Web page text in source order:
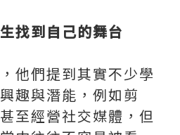
找到自己的舞台
他們提到其實不少學
趣與潛能，例如剪
至經營社交媒體，但